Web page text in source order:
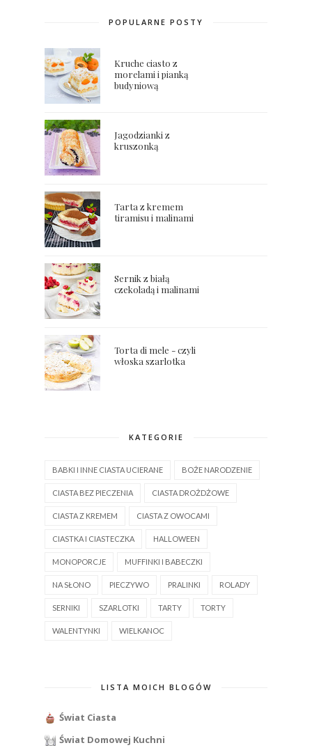
POPULARNE POSTY
Kruche ciasto z
morelami i pianką
budyniową
Jagodzianki z
kruszonką
Tarta z kremem
tiramisu i malinami
Sernik z białą
czekoladą i malinami
Torta di mele - czyli
włoska szarlotka
KATEGORIE
BABKI I INNE CIASTA UCIERANE BOŻE NARODZENIE
CIASTA BEZ PIECZENIA CIASTA DROŻDŻOWE
CIASTA Z KREMEM CIASTA Z OWOCAMI
CIASTKA I CIASTECZKA HALLOWEEN
MONOPORCJE MUFFINKI I BABECZKI
NA SŁONO PIECZYWO PRALINKI ROLADY
SERNIKI SZARLOTKI TARTY TORTY
WALENTYNKI WIELKANOC
LISTA MOICH BLOGÓW
Świat Ciasta
Świat Domowej Kuchni